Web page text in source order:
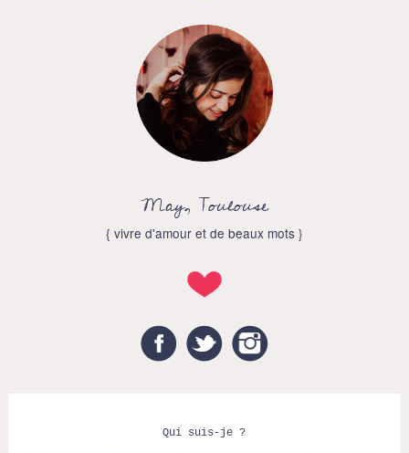
May, Toulouse
{ vivre d'amour et de beaux mots }
FacebookTwitter
Qui suis-je ?